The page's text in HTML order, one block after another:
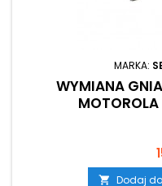
MARKA:
WYMIANA
 Dodaj